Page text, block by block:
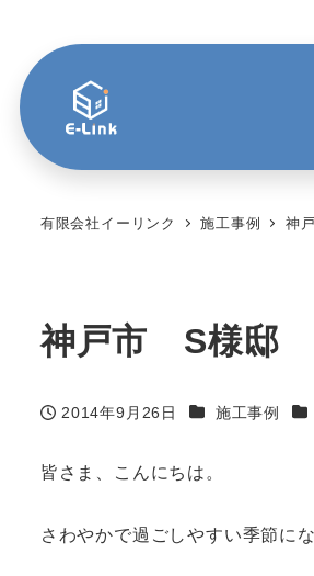
有限会社イーリンク 施工事例 神
神戸市 S様邸
投稿日
2014年9月26日 カテゴリー
施工事例 カ
皆さま、こんにちは。
さわやかで過ごしやすい季節に